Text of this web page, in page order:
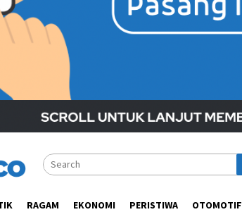
RAGAM EKONOMI PERISTIWA OTOMOTIF